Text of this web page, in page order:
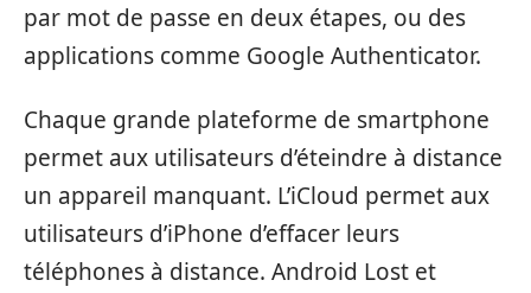
par mot de passe en deux étapes, ou des
applications comme Google Authenticator.
Chaque grande plateforme de smartphone
permet aux utilisateurs d’éteindre à distance
un appareil manquant. L’iCloud permet aux
utilisateurs d’iPhone d’effacer leurs
téléphones à distance. Android Lost et